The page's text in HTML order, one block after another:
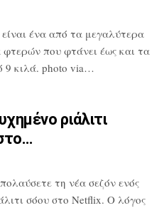
ένα από τα μεγαλύτερα
φτερών που φτάνει έως και τα
κιλά. photo via…
ριάλιτι
τη νέα σεζόν ενός
σόου στο Netflix. Ο λόγος